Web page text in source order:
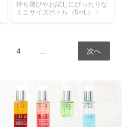
持ち運びやお試しにぴったりな
ミニサイズボトル（5mL）！
4 次へ